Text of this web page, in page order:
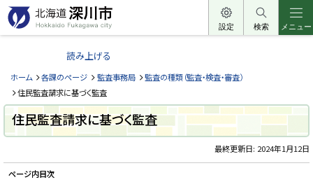
本
文
へ
ー
北
道
深
川
市
H
k
a
設定 検索 メニュー
読み上げる
ホーム 各課のページ 監査事務局
監査の種類（監査・検査・審査）
住民監査請求に基づく監査
住民監査請求に基づく監査
最終更新日: 2024年1月12日
ページ内目次